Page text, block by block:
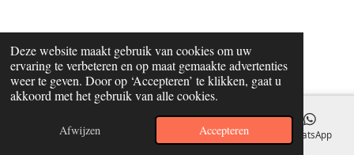
Deze website maakt gebruik van cookies om uw
ervaring te verbeteren en op maat gemaakte advertenties
weer te geven. Door op ‘Accepteren’ te klikken, gaat u
akkoord met het gebruik van alle cookies.
Afwijzen Accepteren
E-mailadres WhatsApp